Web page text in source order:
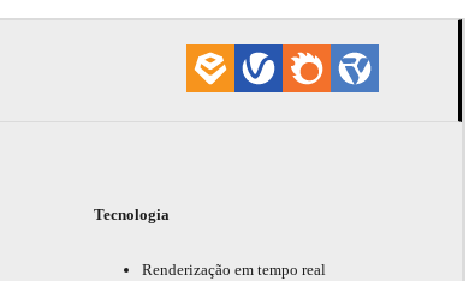
Tecnologia
Renderização em tempo real